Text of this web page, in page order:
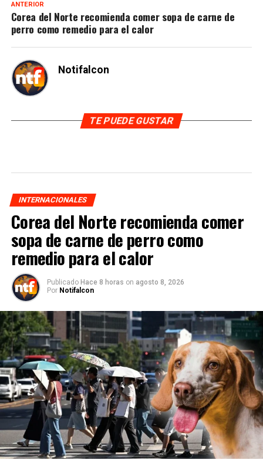
ANTERIOR
Corea del Norte recomienda comer sopa de carne de
perro como remedio para el calor
Notifalcon
TE PUEDE GUSTAR
INTERNACIONALES
Corea del Norte recomienda comer
sopa de carne de perro como
remedio para el calor
Publicado Hace 8 horas on agosto 8, 2026
Por Notifalcon